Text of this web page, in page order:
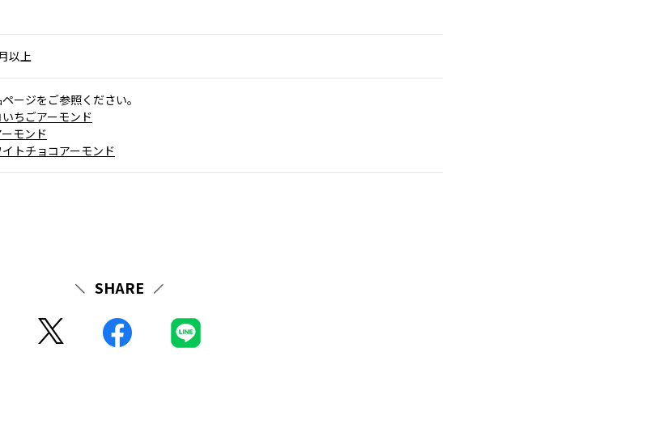
以上
ージをご参照ください。
ちごアーモンド
モンド
トチョコアーモンド
SHARE